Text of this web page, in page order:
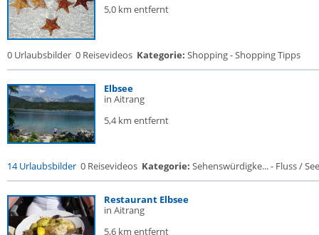
5,0 km entfernt
0 Urlaubsbilder 0 Reisevideos Kategorie: Shopping - Shopping Tipps
Elbsee
in Aitrang
5,4 km entfernt
14 Urlaubsbilder 0 Reisevideos Kategorie: Sehenswürdigke... - Fluss /
Restaurant Elbsee
in Aitrang
5,6 km entfernt